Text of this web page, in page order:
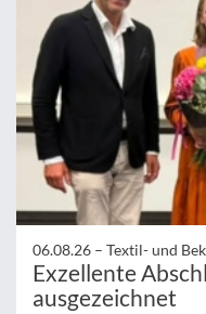
06.08.26 – Textil- und
Exzellente
ausgezeichnet